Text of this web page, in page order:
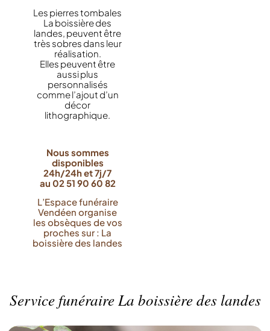
Les pierres tombales
La boissière des
landes, peuvent être
très sobres dans leur
réalisation.
Elles peuvent être
aussi plus
personnalisés
comme l’ajout d’un
décor
lithographique.
Nous sommes
disponibles
24h/24h et 7j/7
au 02 51 90 60 82
L’Espace funéraire
Vendéen organise
les obsèques de vos
proches sur : La
boissière des landes
Service funéraire La boissière des landes